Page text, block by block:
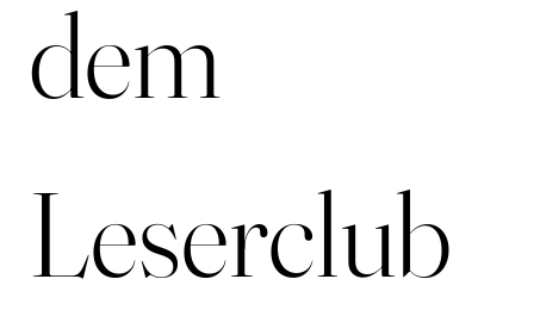
dem
Leserclub